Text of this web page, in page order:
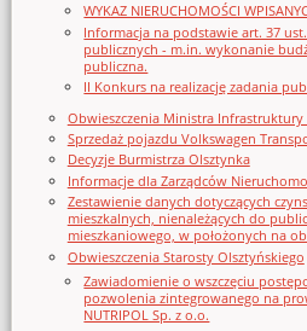
WYKAZ NIERUCHOMOŚCI
Informacja na podstawie art. 37
publicznych - m.in. wykonanie
publiczna.
II Konkurs na realizację zadania
Obwieszczenia Ministra
Sprzedaż pojazdu Volkswagen
Decyzje Burmistrza Olsztynka
Informacje dla Zarządców
Zestawienie danych dotyczących
mieszkalnych, nienależących do
mieszkaniowego, w położonych na
Obwieszczenia Starosty Olsztyńskiego
Zawiadomienie o wszczęciu
pozwolenia zintegrowanego na
NUTRIPOL Sp. z o.o.